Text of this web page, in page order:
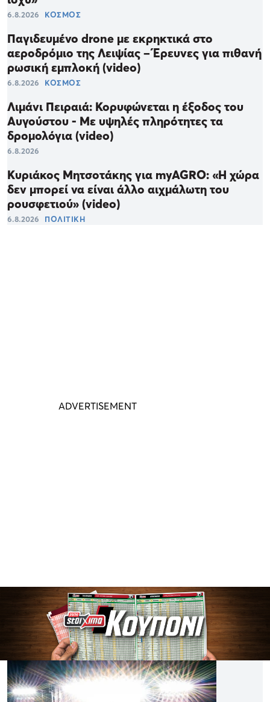
6.8.2026 ΚΟΣΜΟΣ
Παγιδευμένο drone με εκρηκτικά στο
αεροδρόμιο της Λειψίας – Έρευνες για πιθανή
ρωσική εμπλοκή (video)
6.8.2026 ΚΟΣΜΟΣ
Λιμάνι Πειραιά: Κορυφώνεται η έξοδος του
Αυγούστου - Με υψηλές πληρότητες τα
δρομολόγια (video)
6.8.2026
Κυριάκος Μητσοτάκης για myAGRO: «Η χώρα
δεν μπορεί να είναι άλλο αιχμάλωτη του
ρουσφετιού» (video)
6.8.2026 ΠΟΛΙΤΙΚΗ